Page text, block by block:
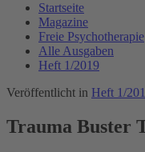
Startseite
Magazine
Freie Psychotherapie
Alle Ausgaben
Heft 1/2019
Veröffentlicht in Heft 1/
Trauma Buster